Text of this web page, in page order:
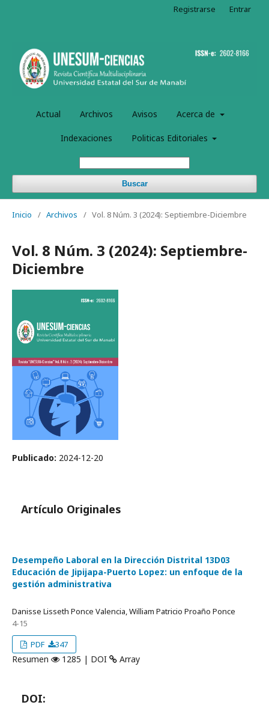
Actual Archivos Avisos Acerca de
Indexaciones Politicas Editoriales
Buscar
Registrarse Entrar
Inicio / Archivos / Vol. 8 Núm. 3 (2024): Septiembre-Diciembre
Vol. 8 Núm. 3 (2024): Septiembre-
Diciembre
Publicado: 2024-12-20
Artículo Originales
Desempeño Laboral en la Dirección Distrital 13D03
Educación de Jipijapa-Puerto Lopez: un enfoque de la
gestión administrativa
Danisse Lisseth Ponce Valencia, William Patricio Proaño Ponce
4-15
PDF
347
Resumen 1285 | DOI Array
DOI: